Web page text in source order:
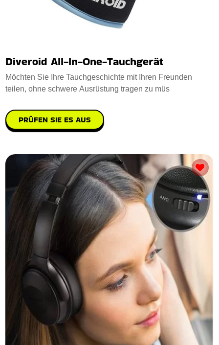
Diveroid All-In-One-Tauchgerät
Möchten Sie Ihre Tauchgeschichte mit Ihren Freunden
teilen, ohne schwere Ausrüstung tragen zu müs
PRÜFEN SIE ES AUS